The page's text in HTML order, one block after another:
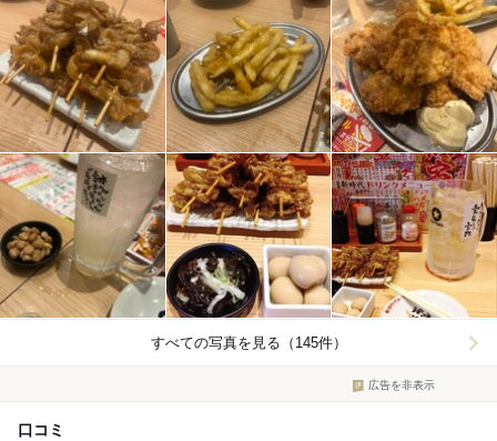
すべての写真を見る（145件）
広告を非表示
口コミ